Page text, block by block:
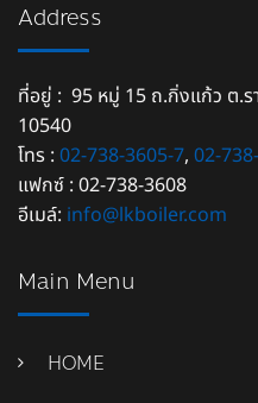
Address
ที่อยู่ : 95 หมู่ 15 ถ.กิ่งแก้ว ต.ร
10540
โทร : 02-738-3605-7, 02-
แฟกซ์ : 02-738-3608
อีเมล์: info@lkboiler.com
Main Menu
HOME